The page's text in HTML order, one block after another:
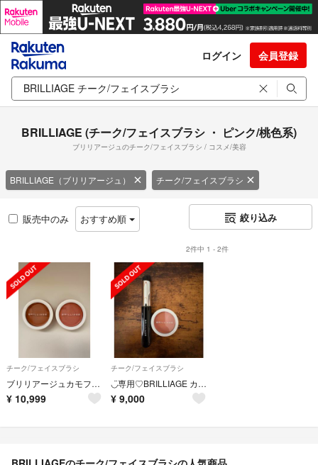
ログイン 会員登録
BRILLIAGE (チーク/フェイスブラシ ・ ピンク/桃色系)
ブリリアージュのチーク/フェイスブラシ / コスメ/美容
BRILLIAGE（ブリリアージュ） チーク/フェイスブラシ
販売中のみ おすすめ順 絞り込み
2件中 1 - 2件
チーク/フェイスブラシ
ブリリアージュカモフラージュコンシーラーチーク／ワイドフィンガーブラシセット
¥ 10,999
チーク/フェイスブラシ
◡̈専用♡BRILLIAGE カモフラージュコンシーラーチーク04&ワイドフィンガーブラシ
¥ 9,000